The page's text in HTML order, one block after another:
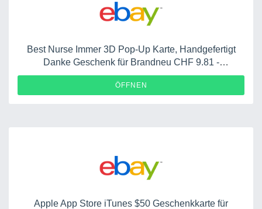
Best Nurse Immer 3D Pop-Up Karte, Handgefertigt
Danke Geschenk für Brandneu CHF 9.81 -
Kostenloser internationaler Versand
ÖFFNEN
Apple App Store iTunes $50 Geschenkkarte für